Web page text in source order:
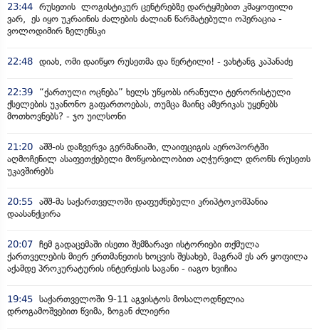
23:44 რუსეთის ლოგისტიკურ ცენტრებზე დარტყმებით კმაყოფილი
ვარ, ეს იყო უკრაინის ძალების ძალიან წარმატებული ოპერაცია -
ვოლოდიმირ ზელენსკი
22:48 დიახ, ომი დაიწყო რუსეთმა და წერტილი! - ვახტანგ კაპანაძე
22:39
“ქართული ოცნება” ხელს უწყობს ირანული ტერორისტული
ქსელების უკანონო გაფართოებას, თუმცა მაინც ამერიკას უყენებს
მოთხოვნებს? - ჯო უილსონი
21:20 აშშ-ის დაზვერვა გერმანიაში, ლაიფციგის აეროპორტში
აღმოჩენილ ასაფეთქებელი მოწყობილობით აღჭურვილ დრონს რუსეთს
უკავშირებს
20:55 აშშ-მა საქართველოში დაფუძნებული კრიპტოკომპანია
დაასანქცირა
20:07 ჩემ გადაცემაში ისეთი შემზარავი ისტორიები თქმულა
ქართველების მიერ ერთმანეთის ხოცვის შესახებ, მაგრამ ეს არ ყოფილა
აქამდე პროკურატურის ინტერესის საგანი - იაგო ხვიჩია
19:45 საქართველოში 9-11 აგვისტოს მოსალოდნელია
დროგამოშვებით წვიმა, ზოგან ძლიერი